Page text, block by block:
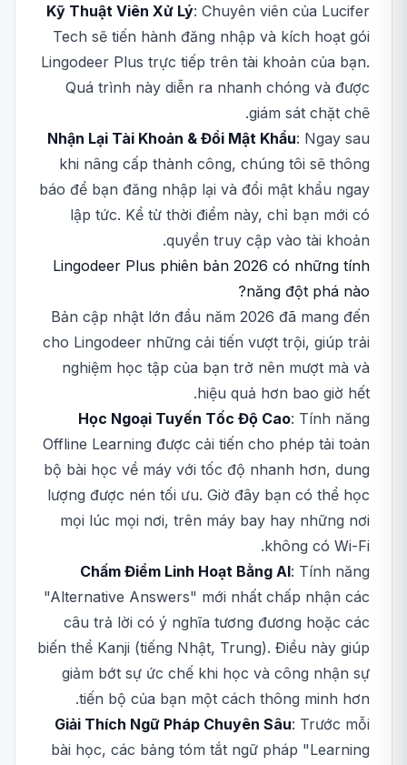
Kỹ Thuật Viên Xử Lý: Chuyên viên của Lucifer
Tech sẽ tiến hành đăng nhập và kích hoạt gói
Lingodeer Plus trực tiếp trên tài khoản của bạn.
Quá trình này diễn ra nhanh chóng và được
giám sát chặt chẽ.
Nhận Lại Tài Khoản & Đổi Mật Khẩu: Ngay sau
khi nâng cấp thành công, chúng tôi sẽ thông
báo để bạn đăng nhập lại và đổi mật khẩu ngay
lập tức. Kể từ thời điểm này, chỉ bạn mới có
quyền truy cập vào tài khoản.
Lingodeer Plus phiên bản 2026 có những tính
năng đột phá nào?
Bản cập nhật lớn đầu năm 2026 đã mang đến
cho Lingodeer những cải tiến vượt trội, giúp trải
nghiệm học tập của bạn trở nên mượt mà và
hiệu quả hơn bao giờ hết.
Học Ngoại Tuyến Tốc Độ Cao: Tính năng
Offline Learning được cải tiến cho phép tải toàn
bộ bài học về máy với tốc độ nhanh hơn, dung
lượng được nén tối ưu. Giờ đây bạn có thể học
mọi lúc mọi nơi, trên máy bay hay những nơi
không có Wi-Fi.
Chấm Điểm Linh Hoạt Bằng AI: Tính năng
"Alternative Answers" mới nhất chấp nhận các
câu trả lời có ý nghĩa tương đương hoặc các
biến thể Kanji (tiếng Nhật, Trung). Điều này giúp
giảm bớt sự ức chế khi học và công nhận sự
tiến bộ của bạn một cách thông minh hơn.
Giải Thích Ngữ Pháp Chuyên Sâu: Trước mỗi
bài học, các bảng tóm tắt ngữ pháp "Learning